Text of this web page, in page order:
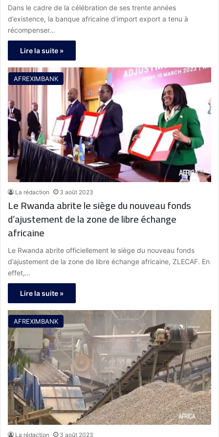
Dans le cadre de la célébration de ses trente années
d’existence, la banque africaine d’import export a tenu à
récompenser…
Lire la suite »
AFREXIMBANK
La rédaction 3 août 2023
Le Rwanda abrite le siège du nouveau fonds
d’ajustement de la zone de libre échange
africaine
Le Rwanda abrite officiellement le siège du nouveau fonds
d’ajustement de la zone de libre échange africaine, ZLECAF. En
effet,…
Lire la suite »
AFREXIMBANK
La rédaction 3 août 2023